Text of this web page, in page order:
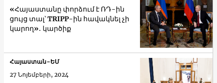
«Հայաստանը փորձում է ՌԴ-ին
ցույց տալ՝ TRIPP-ին հավակնել չի
կարող»․ կարծիք
Հայաստան-ԵՄ
27 Նոյեմբերի, 2024